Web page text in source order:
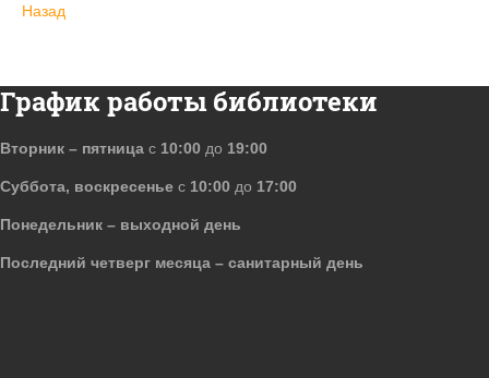
Назад
График работы библиотеки
Вторник – пятница с 10:00 до 19:00
Суббота, воскресенье с 10:00 до 17:00
Понедельник – выходной день
Последний четверг месяца – санитарный день